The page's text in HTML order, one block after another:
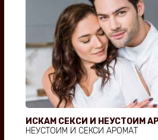
ИСКАМ СЕКСИ И НЕУСТОИМ
НЕУСТОИМ И СЕКСИ АРОМАТ